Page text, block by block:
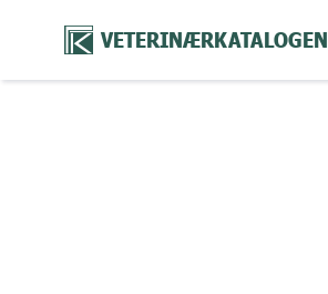
VETERINÆRKATALOGEN